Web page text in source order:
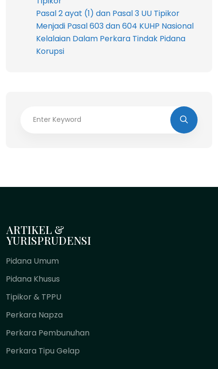
Pasal 2 ayat (1) dan Pasal 3 UU Tipikor
Menjadi Pasal 603 dan 604 KUHP Nasional
Kelalaian Dalam Perkara Tindak Pidana
Korupsi
ARTIKEL &
YURISPRUDENSI
Pidana Umum
Pidana Khusus
Tipikor & TPPU
Perkara Napza
Perkara Pembunuhan
Perkara Tipu Gelap